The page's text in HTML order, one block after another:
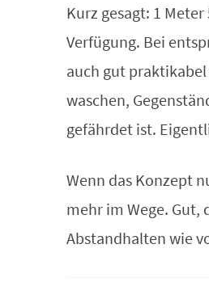
Kurz gesagt: 1
Verfügung. Bei
auch gut
waschen,
gefährdet ist.
Wenn das Konzept
mehr im Wege. Gut,
Abstandhalten wie